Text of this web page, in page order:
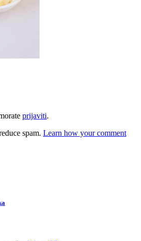
prijaviti.
spam. Learn how your comment